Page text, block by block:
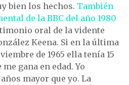
bien los hechos. También
de la BBC del año 1980
oral de la vidente
Keena. Si en la última
de 1965 ella tenía 15
gana en edad. Yo
mayor que yo. La